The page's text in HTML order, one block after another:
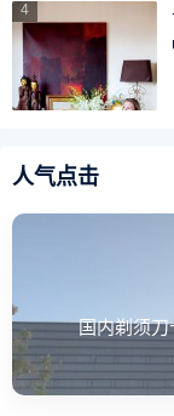
4
人气点击
国内剃须刀